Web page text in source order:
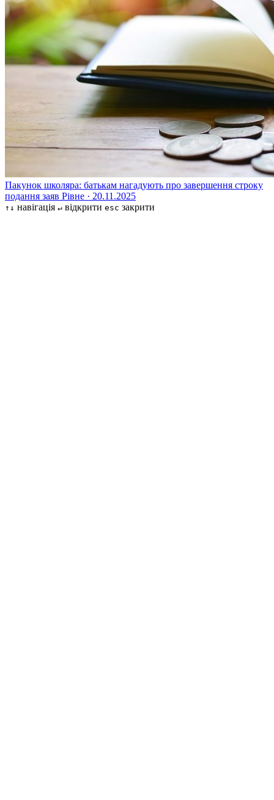
Пакунок школяра: батькам нагадують про завершення строку
подання заяв Рівне · 20.11.2025
↑↓ навігація ↵ відкрити esc закрити